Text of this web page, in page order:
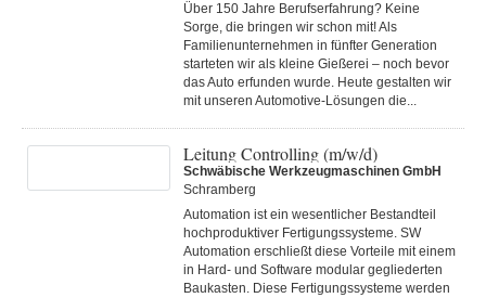
Über 150 Jahre Berufserfahrung? Keine
Sorge, die bringen wir schon mit! Als
Familienunternehmen in fünfter Generation
starteten wir als kleine Gießerei – noch bevor
das Auto erfunden wurde. Heute gestalten wir
mit unseren Automotive-Lösungen die...
Leitung Controlling (m/w/d)
Schwäbische Werkzeugmaschinen GmbH
Schramberg
Automation ist ein wesentlicher Bestandteil
hochproduktiver Fertigungssysteme. SW
Automation erschließt diese Vorteile mit einem
in Hard- und Software modular gegliederten
Baukasten. Diese Fertigungs­systeme werden